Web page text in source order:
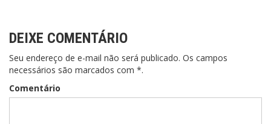
DEIXE COMENTÁRIO
Seu endereço de e-mail não será publicado. Os campos
necessários são marcados com *.
Comentário